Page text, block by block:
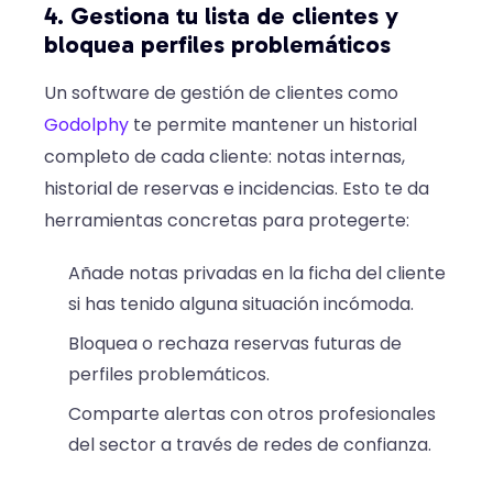
4. Gestiona tu lista de clientes y
bloquea perfiles problemáticos
Un software de gestión de clientes como
Godolphy te permite mantener un historial
completo de cada cliente: notas internas,
historial de reservas e incidencias. Esto te da
herramientas concretas para protegerte:
Añade notas privadas en la ficha del cliente
si has tenido alguna situación incómoda.
Bloquea o rechaza reservas futuras de
perfiles problemáticos.
Comparte alertas con otros profesionales
del sector a través de redes de confianza.